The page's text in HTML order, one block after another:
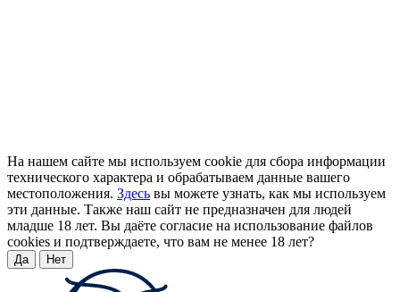
На нашем сайте мы используем cookie для сбора информации
технического характера и обрабатываем данные вашего
местоположения. Здесь вы можете узнать, как мы используем
эти данные. Также наш сайт не предназначен для людей
младше 18 лет. Вы даёте согласие на использование файлов
cookies и подтверждаете, что вам не менее 18 лет?
Да Нет